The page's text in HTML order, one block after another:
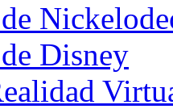
Disney